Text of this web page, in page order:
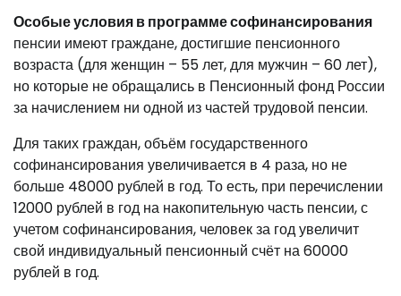
Особые условия в программе софинансирования
пенсии имеют граждане, достигшие пенсионного
возраста (для женщин – 55 лет, для мужчин – 60 лет),
но которые не обращались в Пенсионный фонд России
за начислением ни одной из частей трудовой пенсии.
Для таких граждан, объём государственного
софинансирования увеличивается в 4 раза, но не
больше 48000 рублей в год. То есть, при перечислении
12000 рублей в год на накопительную часть пенсии, с
учетом софинансирования, человек за год увеличит
свой индивидуальный пенсионный счёт на 60000
рублей в год.